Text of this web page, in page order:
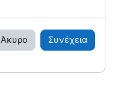
Άκυρο Συνέχεια